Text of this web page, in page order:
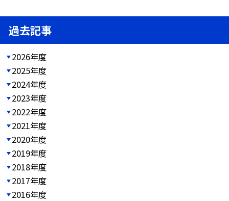
過去記事
2026年度
2025年度
2024年度
2023年度
2022年度
2021年度
2020年度
2019年度
2018年度
2017年度
2016年度